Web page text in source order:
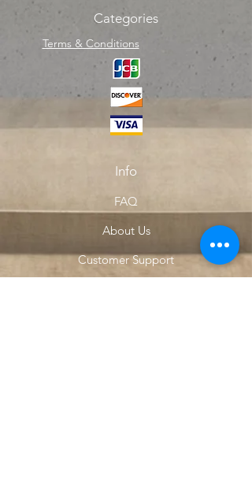
Categories
Terms & Conditions
Info
FAQ
About Us
Customer Support